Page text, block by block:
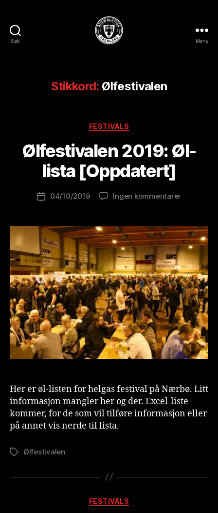
Søk Meny
Stikkord: Ølfestivalen
Kategorier
FESTIVALS
Ølfestivalen 2019: Øl-
lista [Oppdatert]
Innleggsforfatter
v
B
r
e
w
l
o
n
is
t
Publiseringsdato
04/10/2019 Ingen kommentarertil
Øl-
lista
Her er øl-listen for helgas festival på Nærbø. Litt
informasjon mangler her og der. Excel-liste
kommer, for de som vil tilføre informasjon eller
på annet vis nerde til lista.
StikkordØlfestivalen
Kategorier
FESTIVALS
A
B
r